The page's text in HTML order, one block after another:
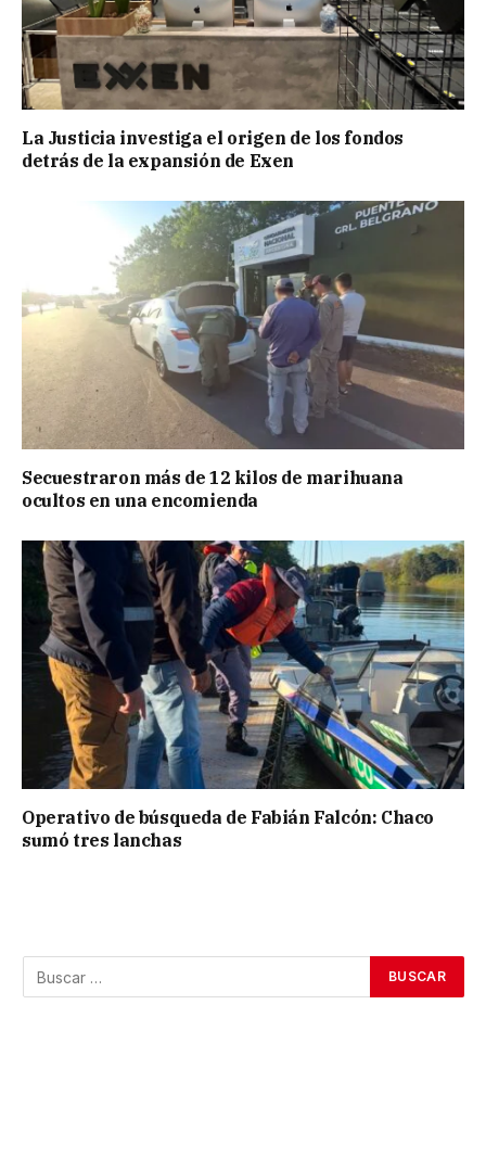
La Justicia investiga el origen de los fondos
detrás de la expansión de Exen
Secuestraron más de 12 kilos de marihuana
ocultos en una encomienda
Operativo de búsqueda de Fabián Falcón: Chaco
sumó tres lanchas